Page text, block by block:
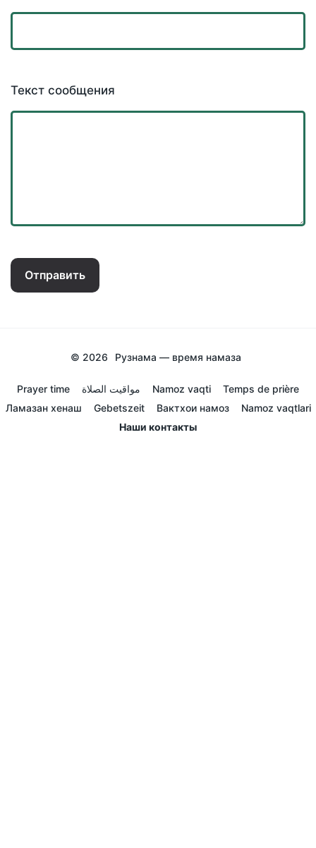
Текст сообщения
Отправить
© 2026 Рузнама — время намаза
Prayer time مواقيت الصلاة Namoz vaqti
Temps de prière
Ламазан хенаш
Gebetszeit Вактхои намоз
Namoz vaqtlari
Наши контакты